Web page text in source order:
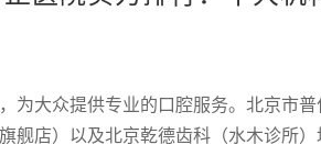
为大众提供专业的口腔服务。北京市
舰店）以及北京乾德齿科（水木诊所